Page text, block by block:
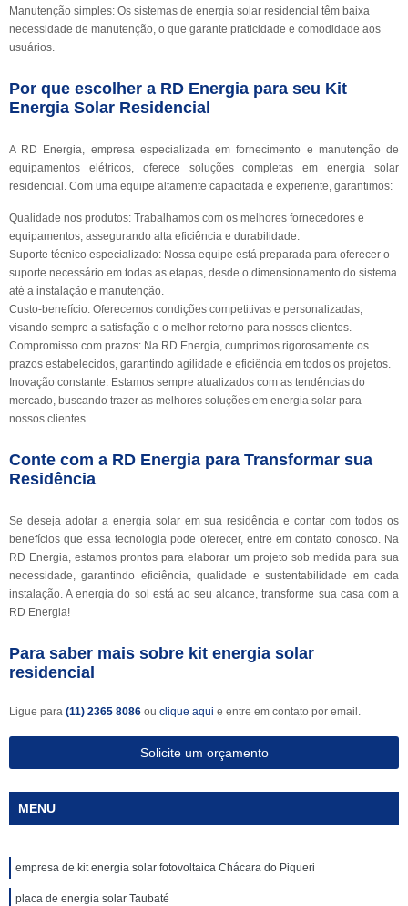
Manutenção simples: Os sistemas de energia solar residencial têm baixa
necessidade de manutenção, o que garante praticidade e comodidade aos
usuários.
Por que escolher a RD Energia para seu Kit
Energia Solar Residencial
A RD Energia, empresa especializada em fornecimento e manutenção de
equipamentos elétricos, oferece soluções completas em energia solar
residencial. Com uma equipe altamente capacitada e experiente, garantimos:
Qualidade nos produtos: Trabalhamos com os melhores fornecedores e
equipamentos, assegurando alta eficiência e durabilidade.
Suporte técnico especializado: Nossa equipe está preparada para oferecer o
suporte necessário em todas as etapas, desde o dimensionamento do sistema
até a instalação e manutenção.
Custo-benefício: Oferecemos condições competitivas e personalizadas,
visando sempre a satisfação e o melhor retorno para nossos clientes.
Compromisso com prazos: Na RD Energia, cumprimos rigorosamente os
prazos estabelecidos, garantindo agilidade e eficiência em todos os projetos.
Inovação constante: Estamos sempre atualizados com as tendências do
mercado, buscando trazer as melhores soluções em energia solar para
nossos clientes.
Conte com a RD Energia para Transformar sua
Residência
Se deseja adotar a energia solar em sua residência e contar com todos os
benefícios que essa tecnologia pode oferecer, entre em contato conosco. Na
RD Energia, estamos prontos para elaborar um projeto sob medida para sua
necessidade, garantindo eficiência, qualidade e sustentabilidade em cada
instalação. A energia do sol está ao seu alcance, transforme sua casa com a
RD Energia!
Para saber mais sobre kit energia solar
residencial
Ligue para (11) 2365 8086 ou clique aqui e entre em contato por email.
Solicite um orçamento
MENU
empresa de kit energia solar fotovoltaica Chácara do Piqueri
placa de energia solar Taubaté